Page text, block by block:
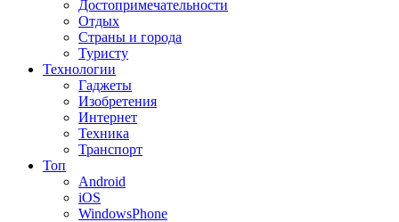
Достопримечательности
Отдых
Страны и города
Туристу
Технологии
Гаджеты
Изобретения
Интернет
Техника
Транспорт
Топ
Android
iOS
WindowsPhone